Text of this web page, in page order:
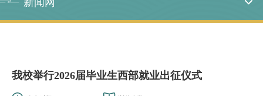
新闻网
我校举行2026届毕业生西部就业出征仪式